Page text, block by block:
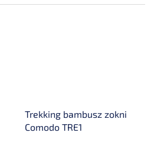
Trekking bambusz zokni
Comodo TRE1